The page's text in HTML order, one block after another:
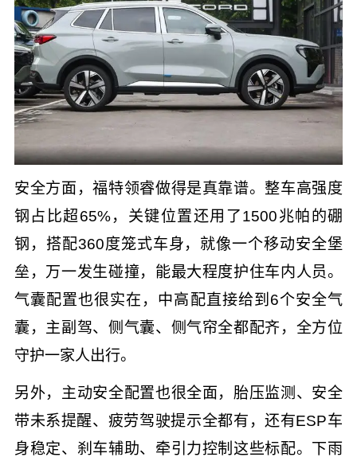
安全方面，福特领睿做得是真靠谱。整车高强度
钢占比超65%，关键位置还用了1500兆帕的硼
钢，搭配360度笼式车身，就像一个移动安全堡
垒，万一发生碰撞，能最大程度护住车内人员。
气囊配置也很实在，中高配直接给到6个安全气
囊，主副驾、侧气囊、侧气帘全都配齐，全方位
守护一家人出行。
另外，主动安全配置也很全面，胎压监测、安全
带未系提醒、疲劳驾驶提示全都有，还有ESP车
身稳定、刹车辅助、牵引力控制这些标配。下雨